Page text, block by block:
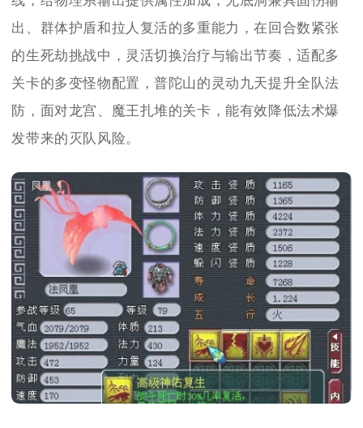
出、群体护盾和拉人复活的多重能力，在回合数紧张
的生死劫挑战中，灵活切换治疗与输出节奏，适配多
关卡的多变怪物配置，普陀山的灵动九天提升全队法
防，面对龙宫、魔王扎堆的关卡，能有效降低法术爆
发带来的灭队风险。